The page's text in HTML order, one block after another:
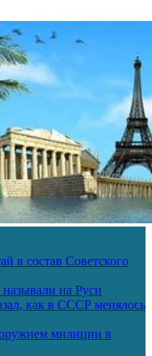
в состав Советского
на Руси
как в СССР менялось
милиции в